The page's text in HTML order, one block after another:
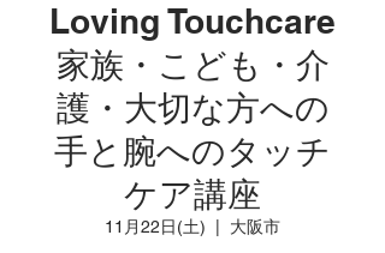
Loving Touchcare
家族・こども・介
護・大切な方への
手と腕へのタッチ
ケア講座
11月22日(土) 大阪市